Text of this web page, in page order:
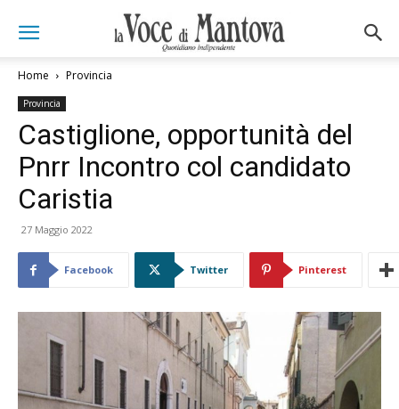
Home Provincia
Provincia
Castiglione, opportunità del
Pnrr Incontro col candidato
Caristia
27 Maggio 2022
Facebook Twitter Pinterest